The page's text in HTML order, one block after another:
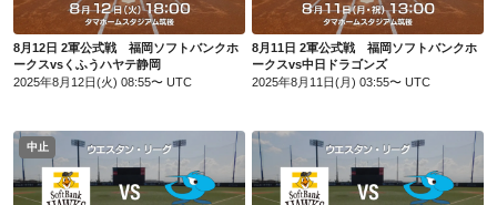
8月12日 2軍公式戦 福岡ソフトバンクホ
ークスvsくふうハヤテ静岡
2025年8月12日(火) 08:55〜 UTC
8月11日 2軍公式戦 福岡ソフトバンクホ
ークスvs中日ドラゴンズ
2025年8月11日(月) 03:55〜 UTC
中止
8月10日 2軍公式戦 福岡ソフトバンクホークスvs中日ドラゴンズ